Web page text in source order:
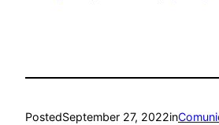
PostedSeptember 27, 2022in